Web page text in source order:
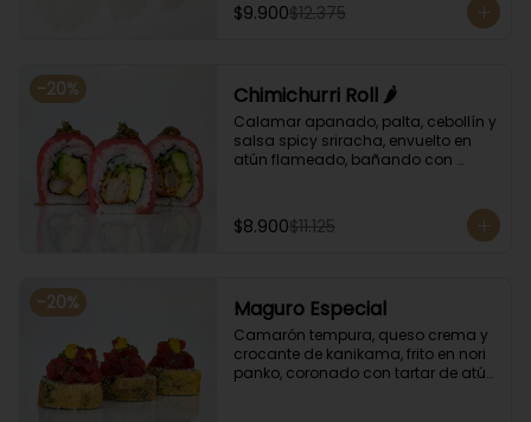
$9.900$12.375
-20% Chimichurri Roll 🌶️
Calamar apanado, palta, cebollín y
salsa spicy sriracha, envuelto en
atún flameado, bañando con
$8.900$11.125
-20% Maguro Especial
Camarón tempura, queso crema y
crocante de kanikama, frito en nori
panko, coronado con tartar de atún